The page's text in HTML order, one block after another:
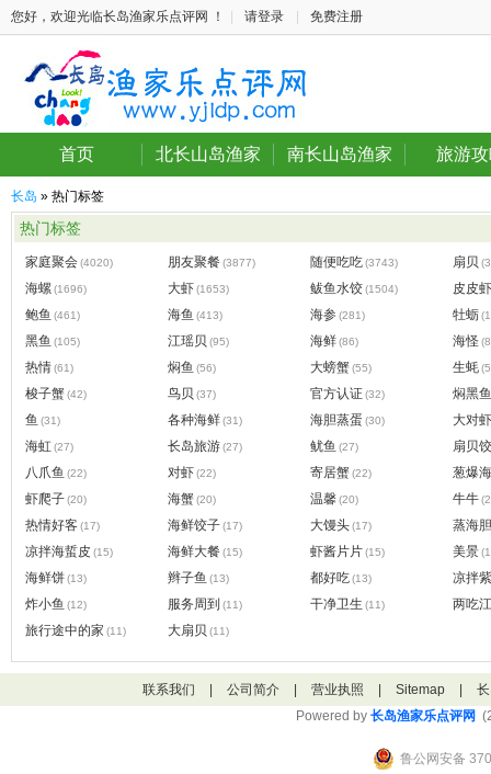
您好，欢迎光临长岛渔家乐点评网 ！ 请登录 免费注册
首页 北长山岛渔家 南长山岛渔家 旅游
长岛 » 热门标签
热门标签
家庭聚会(4020) 朋友聚餐(3877) 随便吃吃(3743) 扇贝
海螺 (1696) 大虾(1653) 鲅鱼水饺(1504)
皮皮虾
鲍鱼 (461) 海鱼 (413) 海参 (281) 牡蛎
黑鱼 (105) 江瑶贝 (95) 海鲜(86) 海怪
热情(61) 焖鱼 (56) 大螃蟹(55) 生蚝
梭子蟹(42) 鸟贝 (37) 官方认证(32)
焖黑鱼
鱼 (31) 各种海鲜(31) 海胆蒸蛋 (30)
大对虾
海虹(27) 长岛旅游(27) 鱿鱼 (27)
扇贝
八爪鱼 (22) 对虾(22) 寄居蟹(22)
葱爆
虾爬子(20) 海蟹(20) 温馨(20) 牛牛
热情好客(17) 海鲜饺子(17) 大馒头(17)
蒸海胆
凉拌海蜇皮 (15) 海鲜大餐(15) 虾酱片片(15) 美景
海鲜饼(13) 辫子鱼 (13) 都好吃(13)
凉拌
炸小鱼 (12) 服务周到 (11) 干净卫生 (11)
两吃
旅行途中的家 (11) 大扇贝 (11)
联系我们 公司简介 营业执照 Sitemap
Powered by 长岛渔家乐点评网
鲁公网安备